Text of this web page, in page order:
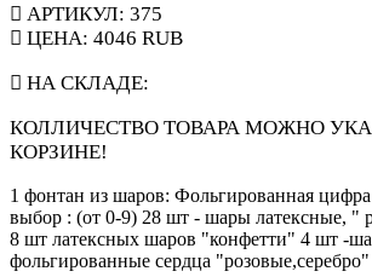
АРТИКУЛ: 375
ЦЕНА: 4046 RUB
НА СКЛАДЕ:
КОЛЛИЧЕСТВО ТОВАРА МОЖНО
КОРЗИНЕ!
1 фонтан из шаров: Фольгированная
выбор : (от 0-9) 28 шт - шары латексные, "
8 шт латексных шаров "конфетти" 4 шт -
фольгированные сердца "розовые,серебро"